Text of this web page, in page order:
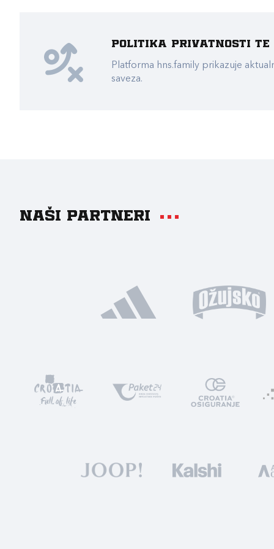
Politika privatnosti te
Platforma hns.family prikazuje
saveza.
Naši partneri